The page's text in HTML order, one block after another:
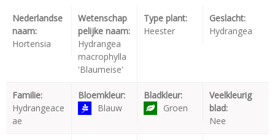
Nederlandse
naam:
Hortensia
Wetenschap
pelijke naam:
Hydrangea
macrophylla
'Blaumeise'
Type plant:
Heester
Geslacht:
Hydrangea
Familie:
Hydrangeace
ae
Bloemkleur:
Blauw
Bladkleur:
Groen
Veelkleurig
blad:
Nee